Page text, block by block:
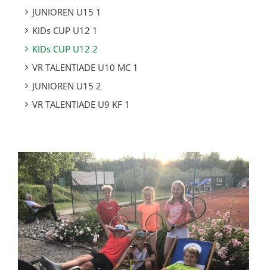
JUNIOREN U15 1
KIDs CUP U12 1
KIDs CUP U12 2
VR TALENTIADE U10 MC 1
JUNIOREN U15 2
VR TALENTIADE U9 KF 1